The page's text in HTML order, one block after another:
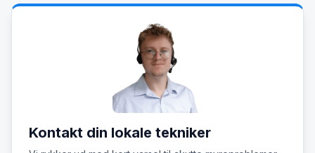
Kontakt din lokale tekniker